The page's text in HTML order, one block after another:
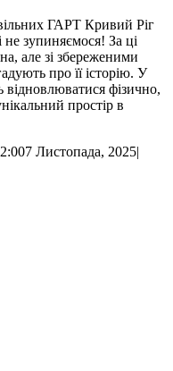
ГАРТ Кривий Ріг
зупиняємося! За ці
але зі збереженими
про її історію. У
відновлюватися фізично,
простір в
7 Листопада, 2025|